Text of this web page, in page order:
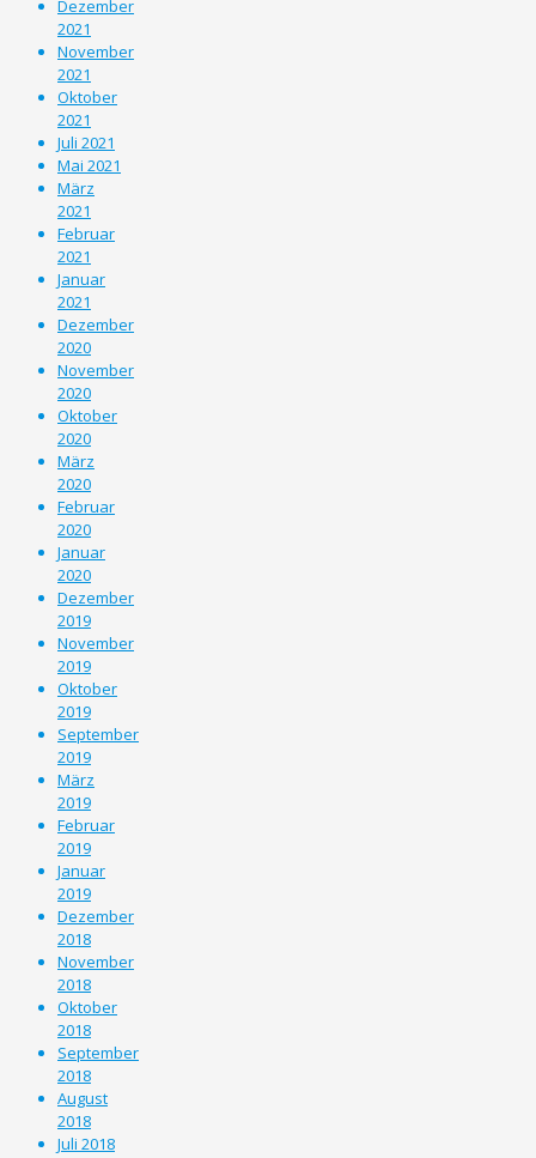
Dezember
2021
November
2021
Oktober
2021
Juli 2021
Mai 2021
März
2021
Februar
2021
Januar
2021
Dezember
2020
November
2020
Oktober
2020
März
2020
Februar
2020
Januar
2020
Dezember
2019
November
2019
Oktober
2019
September
2019
März
2019
Februar
2019
Januar
2019
Dezember
2018
November
2018
Oktober
2018
September
2018
August
2018
Juli 2018